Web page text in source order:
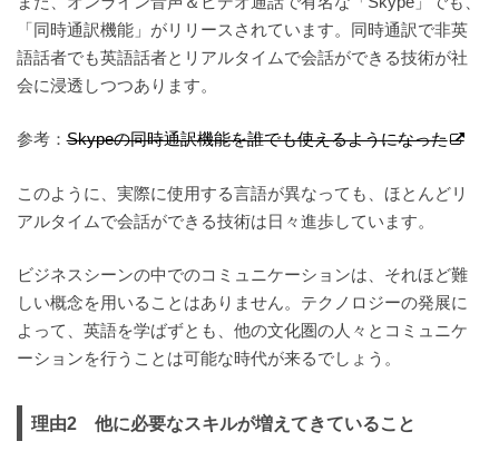
「同時通訳機能」がリリースされています。
同時通訳で非英
語話者でも英語話者とリアルタイムで会話ができる技術が社
会に浸透しつつあります。
参考：Skypeの同時通訳機能を誰でも使えるようになった
このように、実際に使用する言語が異なっても、ほとんどリ
アルタイムで会話ができ る技術は日々進歩しています。
ビジネスシーンの中でのコミュニケーションは、それほど難
しい概念を用いることはありません。テクノロジーの発展に
よって、英語を学ばずとも、他の文化圏の人々とコミュニケ
ーションを行うことは可能な時代が来るでしょう。
理由2 他に必要なスキルが増えてきていること